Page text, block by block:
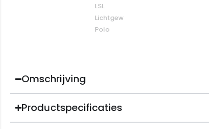
Omschrijving
Productspecificaties